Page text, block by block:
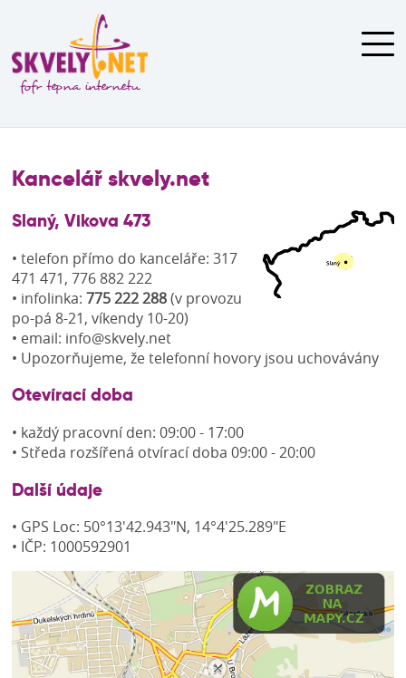
Služby
Dostupnost
Kontakt
Kancelář skvely.net
Slaný, Vikova 473
• telefon přímo do kanceláře: 317
471 471, 776 882 222
• infolinka:775 222 288(v provozu
po-pá 8-21, víkendy 10-20)
• email: info@skvely.net
• Upozorňujeme, že telefonní hovory jsou uchovávány
Otevírací doba
• každý pracovní den: 09:00 - 17:00
• Středa rozšířená otvírací doba 09:00 - 20:00
Další údaje
• GPS Loc: 50°13'42.943"N, 14°4'25.289"E
• IČP: 1000592901